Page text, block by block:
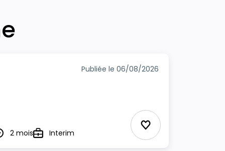
Publiée le 06/08/2026
2 moisTypeInterim Ajouter aux